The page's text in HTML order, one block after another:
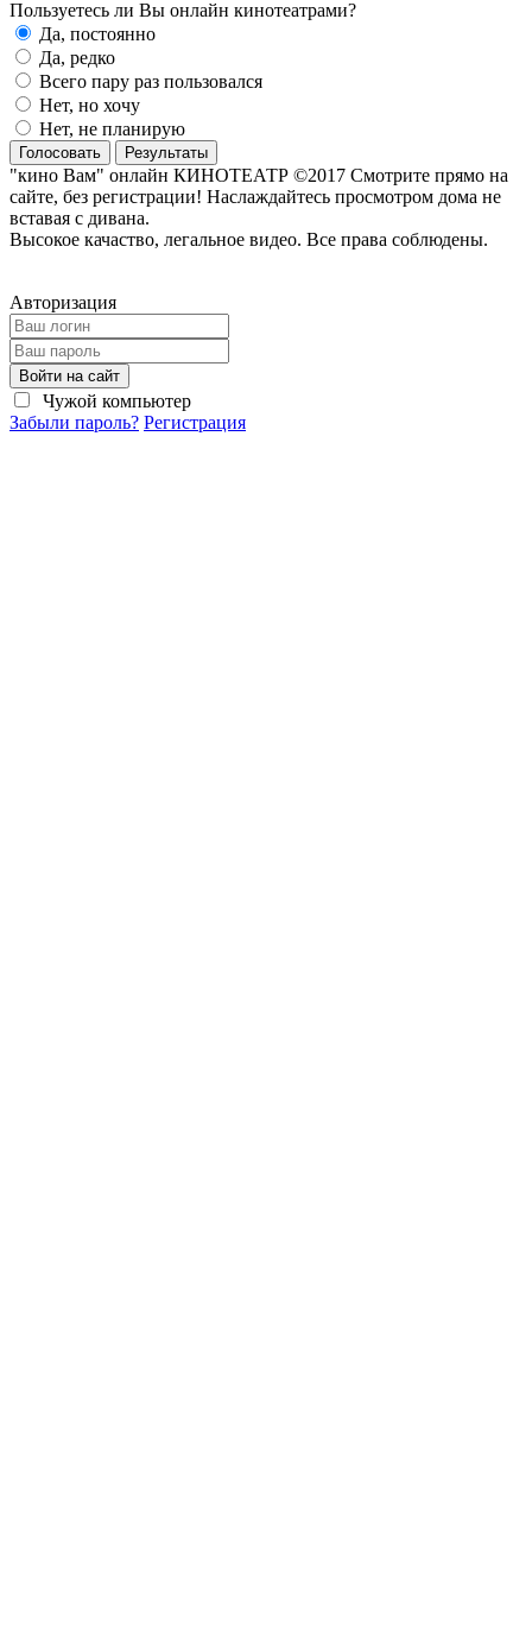
Пользуетесь ли Вы онлайн кинотеатрами?
Да, постоянно
Да, редко
Всего пару раз пользовался
Нет, но хочу
Нет, не планирую
Голосовать Результаты
"кино Вам" онлайн КИНОТЕАТР ©2017 Смотрите прямо на
сайте, без регистрации! Наслаждайтесь просмотром дома не
вставая с дивана.
Высокое качаство, легальное видео. Все права соблюдены.
Авторизация
Войти на сайт
Чужой компьютер
Забыли пароль? Регистрация